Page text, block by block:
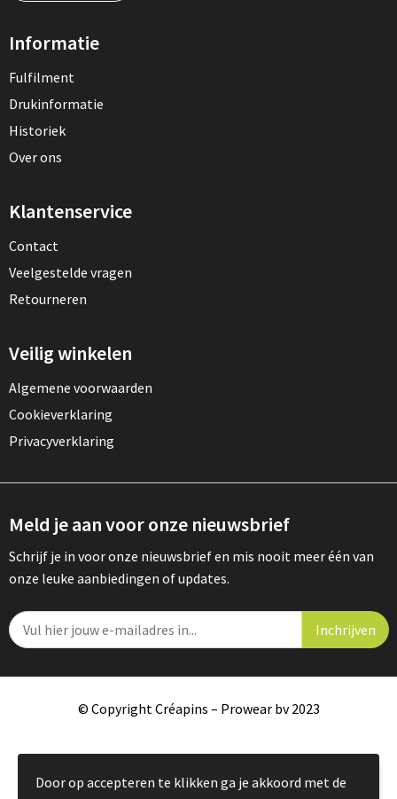
Informatie
Fulfilment
Drukinformatie
Historiek
Over ons
Klantenservice
Contact
Veelgestelde vragen
Retourneren
Veilig winkelen
Algemene voorwaarden
Cookieverklaring
Privacyverklaring
Meld je aan voor onze nieuwsbrief
Schrijf je in voor onze nieuwsbrief en mis nooit meer één van
onze leuke aanbiedingen of updates.
© Copyright Créapins – Prowear bv 2023
Door op accepteren te klikken ga je akkoord met de